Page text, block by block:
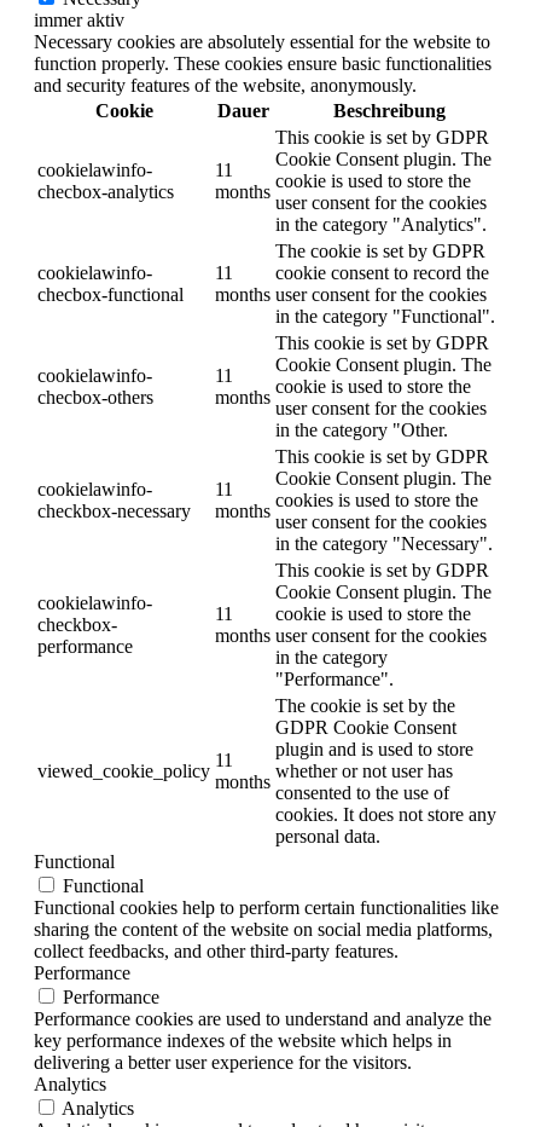
immer aktiv
Necessary cookies are absolutely essential for the website to
function properly. These cookies ensure basic functionalities
and security features of the website, anonymously.
Cookie
Dauer Beschreibung
cookielawinfo-
checbox-analytics
11
months
This cookie is set by GDPR
Cookie Consent plugin. The
cookie is used to store the
user consent for the cookies
in the category "Analytics".
cookielawinfo-
checbox-functional
11
months
The cookie is set by GDPR
cookie consent to record the
user consent for the cookies
in the category "Functional".
cookielawinfo-
checbox-others
11
months
This cookie is set by GDPR
Cookie Consent plugin. The
cookie is used to store the
user consent for the cookies
in the category "Other.
cookielawinfo-
checkbox-necessary
11
months
This cookie is set by GDPR
Cookie Consent plugin. The
cookies is used to store the
user consent for the cookies
in the category "Necessary".
cookielawinfo-
checkbox-
performance
11
months
This cookie is set by GDPR
Cookie Consent plugin. The
cookie is used to store the
user consent for the cookies
in the category
"Performance".
viewed_cookie_policy
11
months
The cookie is set by the
GDPR Cookie Consent
plugin and is used to store
whether or not user has
consented to the use of
cookies. It does not store any
personal data.
Functional
Functional
Functional cookies help to perform certain functionalities like
sharing the content of the website on social media platforms,
collect feedbacks, and other third-party features.
Performance
Performance
Performance cookies are used to understand and analyze the
key performance indexes of the website which helps in
delivering a better user experience for the visitors.
Analytics
Analytics